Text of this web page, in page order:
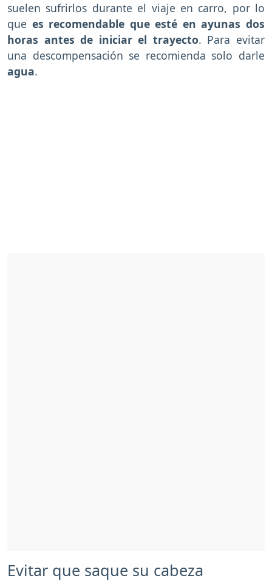
suelen sufrirlos durante el viaje en carro, por lo
que es recomendable que esté en ayunas dos
horas antes de iniciar el trayecto. Para evitar
una descompensación se recomienda solo darle
agua.
Evitar que saque su cabeza